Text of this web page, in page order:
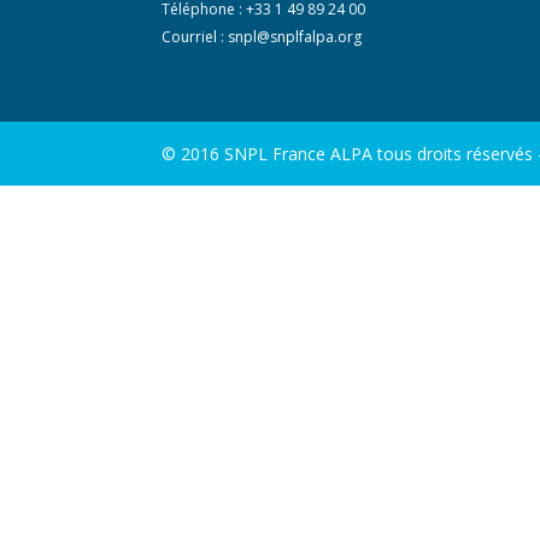
Téléphone : +33 1 49 89 24 00
Courriel : snpl@snplfalpa.org
© 2016 SNPL France ALPA tous droits réservés